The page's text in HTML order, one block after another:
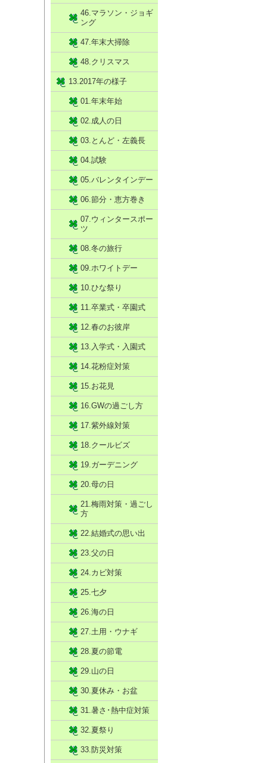
46.マラソン・ジョギ
ング
47.年末大掃除
48.クリスマス
13.2017年の様子
01.年末年始
02.成人の日
03.とんど・左義長
04.試験
05.バレンタインデー
06.節分・恵方巻き
07.ウィンタースポー
ツ
08.冬の旅行
09.ホワイトデー
10.ひな祭り
11.卒業式・卒園式
12.春のお彼岸
13.入学式・入園式
14.花粉症対策
15.お花見
16.GWの過ごし方
17.紫外線対策
18.クールビズ
19.ガーデニング
20.母の日
21.梅雨対策・過ごし
方
22.結婚式の思い出
23.父の日
24.カビ対策
25.七夕
26.海の日
27.土用・ウナギ
28.夏の節電
29.山の日
30.夏休み・お盆
31.暑さ･熱中症対策
32.夏祭り
33.防災対策